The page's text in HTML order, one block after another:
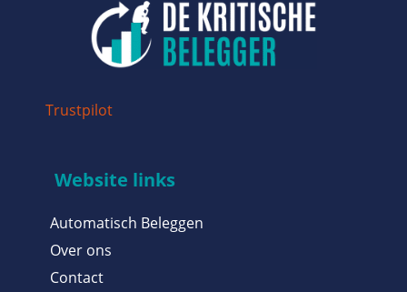
Trustpilot
Website links
Automatisch Beleggen
Over ons
Contact